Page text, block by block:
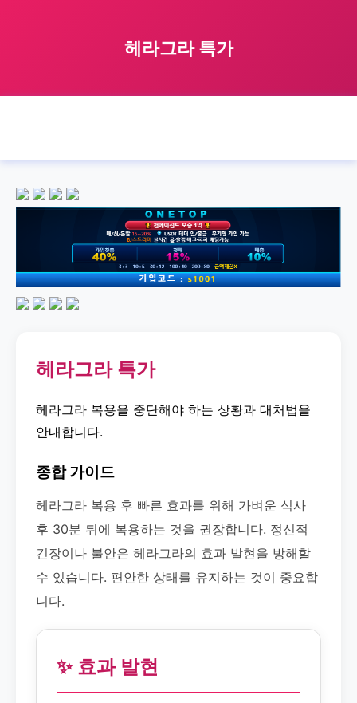
헤라그라 특가
헤라그라 특가
헤라그라 복용을 중단해야 하는 상황과 대처법을
안내합니다.
종합 가이드
헤라그라 복용 후 빠른 효과를 위해 가벼운 식사
후 30분 뒤에 복용하는 것을 권장합니다. 정신적
긴장이나 불안은 헤라그라의 효과 발현을 방해할
수 있습니다. 편안한 상태를 유지하는 것이 중요합
니다.
✨ 효과 발현